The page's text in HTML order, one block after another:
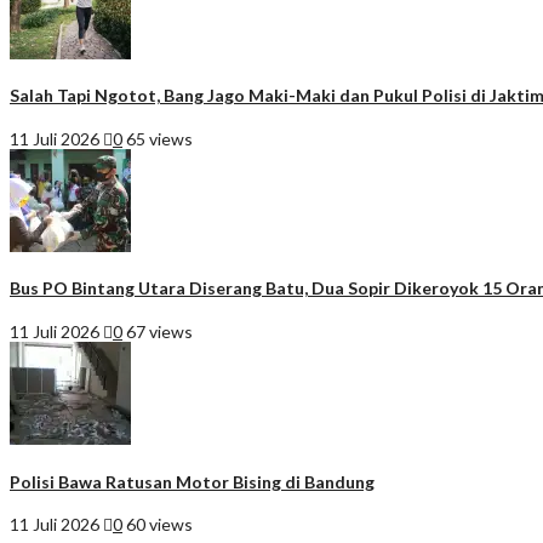
Salah Tapi Ngotot, Bang Jago Maki-Maki dan Pukul Polisi di Jaktim
11 Juli 2026 065 views
Bus PO Bintang Utara Diserang Batu, Dua Sopir Dikeroyok 15
11 Juli 2026 067 views
Polisi Bawa Ratusan Motor Bising di Bandung
11 Juli 2026 060 views